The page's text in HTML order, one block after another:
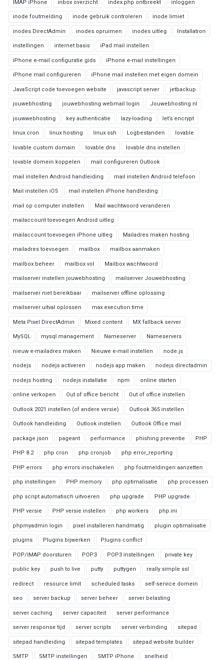
IMAP iPhone inbox overzicht index.php ontbreekt inloggen
inode foutmelding inode gebruik controleren inode limiet
inodes DirectAdmin inodes opruimen inodes uitleg Installatron
instellingen internet basis iPad mail instellen
iPhone e-mail configuratie gids iPhone e-mail instellingen
iPhone mail configureren iPhone mail instellen met eigen domein
JavaScript code toevoegen website javascript server jetbackup
jouwebhosting jouwebhosting webmail login Jouwebhosting.nl
jouwwebhosting key authenticatie lazy-loading let’s encrypt
linux cron linux hosting linux ssh Logbestanden lovable
lovable custom domain lovable dns lovable dns instellen
lovable domein koppelen mail configureren Outlook
mail instellen Android handleiding mail instellen Android telefoon
Mail instellen iOS mail instellen iPhone handleiding
mail op computer instellen Mail wachtwoord veranderen
mailaccount toevoegen Android uitleg
mailaccount toevoegen iPhone uitleg Mailadres maken hosting
mailadres toevoegen mailbox mailbox aanmaken
mailbox beheer mailbox vol Mailbox wachtwoord
mailserver instellen jouwebhosting mailserver Jouwebhosting
mailserver niet bereikbaar mailserver offline oplossing
mailserver uitval oplossen max execution time
Meta Pixel DirectAdmin Mixed content MX fallback server
MySQL mysql management Nameserver Nameservers
nieuw e-mailadres maken Nieuwe e-mail instellen node.js
nodejs nodejs activeren nodejs app maken nodejs directadmin
nodejs hosting nodejs installatie npm online starten
online verkopen Out of office bericht Out of office instellen
Outlook 2021 instellen (of andere versie) Outlook 365 instellen
Outlook handleiding Outlook instellen Outlook Office mail
package.json pageant performance phishing preventie PHP
PHP 8.2 php cron php cronjob php error_reporting
PHP errors php errors inschakelen php foutmeldingen aanzetten
php instellingen PHP memory php optimalisatie php processen
php script automatisch uitvoeren php upgrade PHP upgrade.
PHP versie PHP versie instellen php workers php.ini
phpmyadmin login pixel installeren handmatig plugin optimalisatie
plugins Plugins bijwerken Plugins conflict
POP/IMAP doorsturen POP3 POP3 instellingen private key
public key push to live putty puttygen really simple ssl
redirect resource limit scheduled tasks self-service domein
seo server backup server beheer server belasting
server caching server capaciteit server performance
server response tijd server scripts server verbinding sitepad
sitepad handleiding sitepad templates sitepad website builder
SMTP SMTP instellingen SMTP iPhone snelheid